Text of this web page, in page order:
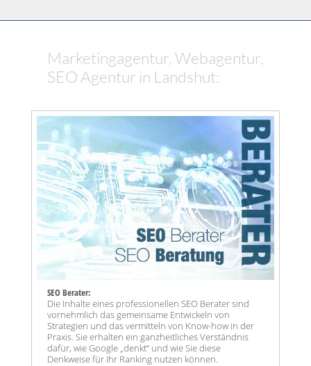
Marketingagentur, Webagentur,
SEO Agentur in Landshut:
SEO Berater:
Die Inhalte eines professionellen SEO Berater sind
vornehmlich das gemeinsame Entwickeln von
Strategien und das vermitteln von Know-how in der
Praxis. Sie erhalten ein ganzheitliches Verständnis
dafür, wie Google „denkt“ und wie Sie diese
Denkweise für Ihr Ranking nutzen können.